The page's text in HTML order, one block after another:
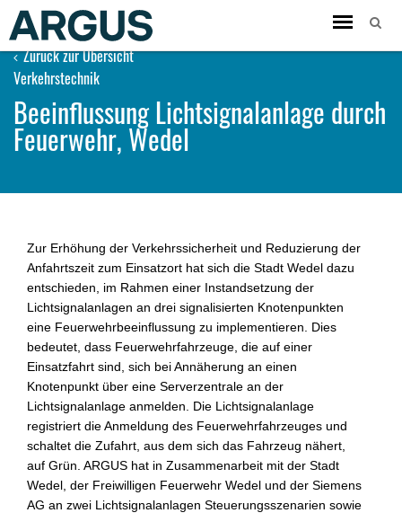
Toggle
Zurück zur Übersicht
Verkehrstechnik
Beeinflussung Lichtsignalanlage durch
Feuerwehr, Wedel
Zur Erhöhung der Verkehrssicherheit und Reduzierung der
Anfahrtszeit zum Einsatzort hat sich die Stadt Wedel dazu
entschieden, im Rahmen einer Instandsetzung der
Lichtsignalanlagen an drei signalisierten Knotenpunkten
eine Feuerwehrbeeinflussung zu implementieren. Dies
bedeutet, dass Feuerwehrfahrzeuge, die auf einer
Einsatzfahrt sind, sich bei Annäherung an einen
Knotenpunkt über eine Serverzentrale an der
Lichtsignalanlage anmelden. Die Lichtsignalanlage
registriert die Anmeldung des Feuerwehrfahrzeuges und
schaltet die Zufahrt, aus dem sich das Fahrzeug nähert,
auf Grün. ARGUS hat in Zusammenarbeit mit der Stadt
Wedel, der Freiwilligen Feuerwehr Wedel und der Siemens
AG an zwei Lichtsignalanlagen Steuerungsszenarien sowie